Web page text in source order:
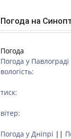
Погода на
Погода
Погода у Павлограді
вологість:
тиск:
вітер:
Погода у Дніпрі ||